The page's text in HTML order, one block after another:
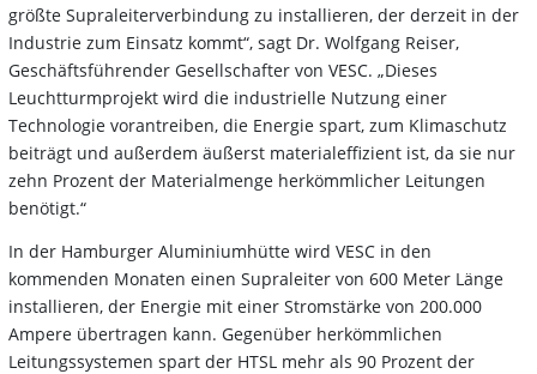
größte Supraleiterverbindung zu installieren, der derzeit in der
Industrie zum Einsatz kommt“, sagt Dr. Wolfgang Reiser,
Geschäftsführender Gesellschafter von VESC. „Dieses
Leuchtturmprojekt wird die industrielle Nutzung einer
Technologie vorantreiben, die Energie spart, zum Klimaschutz
beiträgt und außerdem äußerst materialeffizient ist, da sie nur
zehn Prozent der Materialmenge herkömmlicher Leitungen
benötigt.“
In der Hamburger Aluminiumhütte wird VESC in den
kommenden Monaten einen Supraleiter von 600 Meter Länge
installieren, der Energie mit einer Stromstärke von 200.000
Ampere übertragen kann. Gegenüber herkömmlichen
Leitungssystemen spart der HTSL mehr als 90 Prozent der